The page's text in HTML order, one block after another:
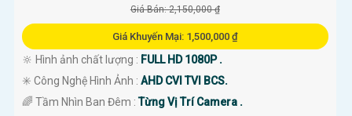
Giá Bán: 2,150,000 ₫
Giá Khuyến Mại: 1,500,000 ₫
🔆 Hình ảnh chất lượng : FULL HD 1080P .
✳️ Công Nghệ Hình Ảnh : AHD CVI TVI BCS.
🌈 Tầm Nhìn Ban Đêm :Từng Vị Trí Camera .